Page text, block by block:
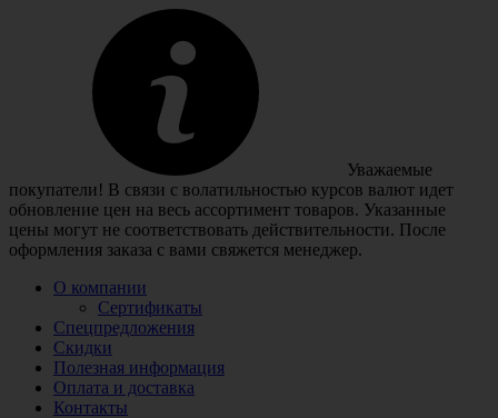
Уважаемые
покупатели! В связи с волатильностью курсов валют идет
обновление цен на весь ассортимент товаров. Указанные
цены могут не соответствовать действительности. После
оформления заказа с вами свяжется менеджер.
О компании
Сертификаты
Спецпредложения
Скидки
Полезная информация
Оплата и доставка
Контакты